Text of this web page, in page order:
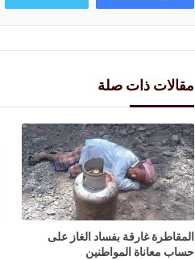
مقالات ذات صلة
المقاطرة غارقة بفساد الغاز على
حساب معاناة المواطنين